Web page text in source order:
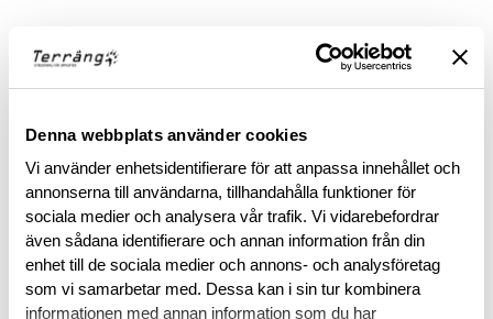
Denna webbplats använder cookies
Vi använder enhetsidentifierare för att anpassa innehållet och
annonserna till användarna, tillhandahålla funktioner för
sociala medier och analysera vår trafik. Vi vidarebefordrar
även sådana identifierare och annan information från din
enhet till de sociala medier och annons- och analysföretag
som vi samarbetar med. Dessa kan i sin tur kombinera
informationen med annan information som du har
BESKRIVNING
RECENSIONER
OM VARUMÄRKET